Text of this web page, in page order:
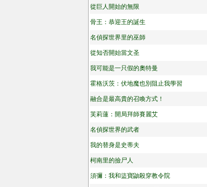
從巨人開始的無限
骨王：恭迎王的誕生
名偵探世界里的巫師
從知否開始當文圣
我可能是一只假的奧特曼
霍格沃茨：伏地魔也別阻止我學習
融合是最高貴的召喚方式！
芙莉蓮：開局拜師賽麗艾
名偵探世界的武者
我的替身是史蒂夫
柯南里的撿尸人
須彌：我和盜寶鼬殺穿教令院